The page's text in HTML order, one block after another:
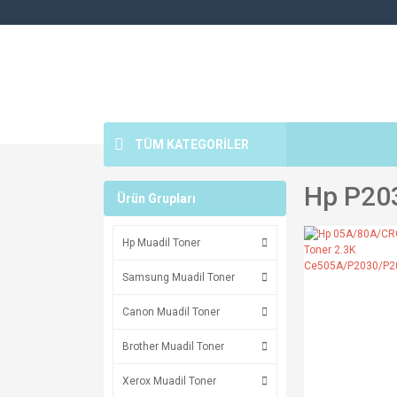
TÜM KATEGORİLER
Ürün Grupları
Hp Muadil Toner
Samsung Muadil Toner
Canon Muadil Toner
Brother Muadil Toner
Xerox Muadil Toner
Hp